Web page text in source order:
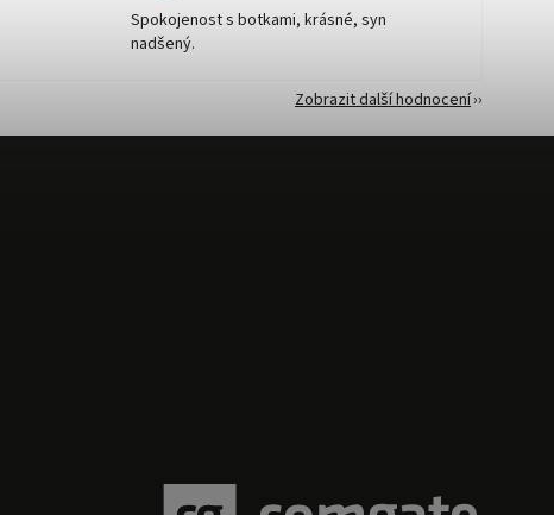
Spokojenost s botkami, krásné, syn
nadšený.
Zobrazit další hodnocení